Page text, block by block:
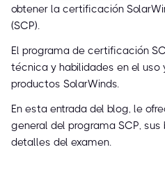
obtener la certificación
(SCP).
El programa de certificación
técnica y habilidades en el uso
productos SolarWinds.
En esta entrada del blog, le
general del programa SCP,
detalles del examen.